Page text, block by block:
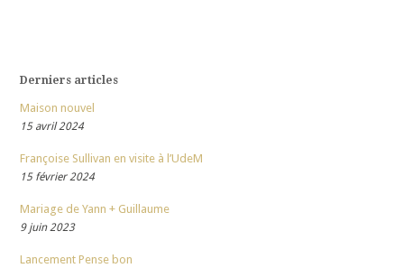
Derniers articles
Maison nouvel
15 avril 2024
Françoise Sullivan en visite à l’UdeM
15 février 2024
Mariage de Yann + Guillaume
9 juin 2023
Lancement Pense bon